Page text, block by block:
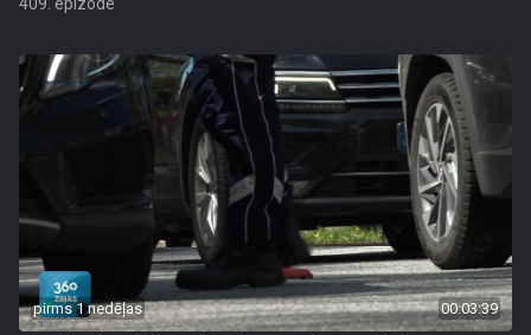
pirms 1 nedēļas 00:03:39